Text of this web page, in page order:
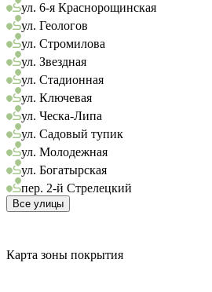
ул. 6-я Краснорощинская
ул. Геологов
ул. Стромилова
ул. Звездная
ул. Стадионная
ул. Ключевая
ул. Ческа-Липа
ул. Садовый тупик
ул. Молодежная
ул. Богатырская
пер. 2-й Стрелецкий
Все улицы
Карта зоны покрытия